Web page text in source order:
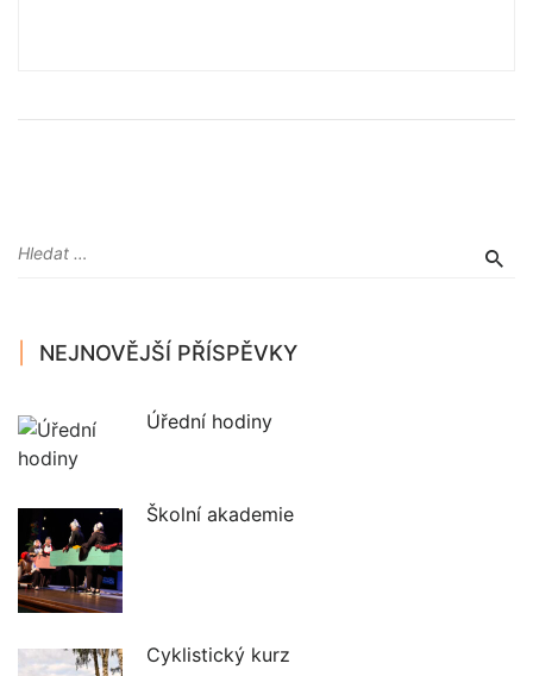
NEJNOVĚJŠÍ PŘÍSPĚVKY
Úřední hodiny
Školní akademie
Cyklistický kurz